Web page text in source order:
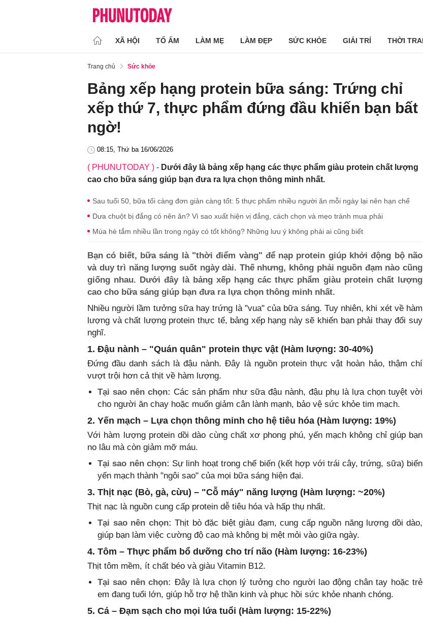
XÃ HỘI TỔ ẤM LÀM MẸ LÀM ĐẸP SỨC KHỎE GIẢI TRÍ THỜI
Trang chủ Sức khỏe
Bảng xếp hạng protein bữa sáng: Trứng chỉ
xếp thứ 7, thực phẩm đứng đầu khiến bạn bất
ngờ!
08:15, Thứ ba 16/06/2026
( PHUNUTODAY ) - Dưới đây là bảng xếp hạng các thực phẩm giàu protein chất lượng
cao cho bữa sáng giúp bạn đưa ra lựa chọn thông minh nhất.
Sau tuổi 50, bữa tối càng đơn giản càng tốt: 5 thực phẩm nhiều người ăn mỗi ngày lại nên hạn chế
Dưa chuột bị đắng có nên ăn? Vì sao xuất hiện vị đắng, cách chọn và mẹo tránh mua phải
Mùa hè tắm nhiều lần trong ngày có tốt không? Những lưu ý không phải ai cũng biết
Bạn có biết, bữa sáng là "thời điểm vàng" để nạp protein giúp khởi động bộ não
và duy trì năng lượng suốt ngày dài. Thế nhưng, không phải nguồn đạm nào cũng
giống nhau. Dưới đây là bảng xếp hạng các thực phẩm giàu protein chất lượng
cao cho bữa sáng giúp bạn đưa ra lựa chọn thông minh nhất.
Nhiều người lầm tưởng sữa hay trứng là "vua" của bữa sáng. Tuy nhiên, khi xét về hàm
lượng và chất lượng protein thực tế, bảng xếp hạng này sẽ khiến bạn phải thay đổi suy
nghĩ.
1. Đậu nành – "Quán quân" protein thực vật (Hàm lượng: 30-40%)
Đứng đầu danh sách là đậu nành. Đây là nguồn protein thực vật hoàn hảo, thậm chí
vượt trội hơn cả thịt về hàm lượng.
Tại sao nên chọn: Các sản phẩm như sữa đậu nành, đậu phụ là lựa chọn tuyệt vời
cho người ăn chay hoặc muốn giảm cân lành mạnh, bảo vệ sức khỏe tim mạch.
2. Yến mạch – Lựa chọn thông minh cho hệ tiêu hóa (Hàm lượng: 19%)
Với hàm lượng protein dồi dào cùng chất xơ phong phú, yến mạch không chỉ giúp bạn
no lâu mà còn giảm mỡ máu.
Tại sao nên chọn: Sự linh hoạt trong chế biến (kết hợp với trái cây, trứng, sữa) biến
yến mạch thành "ngôi sao" của mọi bữa sáng hiện đại.
3. Thịt nạc (Bò, gà, cừu) – "Cỗ máy" năng lượng (Hàm lượng: ~20%)
Thịt nạc là nguồn cung cấp protein dễ tiêu hóa và hấp thụ nhất.
Tại sao nên chọn: Thịt bò đặc biệt giàu đạm, cung cấp nguồn năng lượng dồi dào,
giúp bạn làm việc cường độ cao mà không bị mệt mỏi vào giữa ngày.
4. Tôm – Thực phẩm bổ dưỡng cho trí não (Hàm lượng: 16-23%)
Thịt tôm mềm, ít chất béo và giàu Vitamin B12.
Tại sao nên chọn: Đây là lựa chọn lý tưởng cho người lao động chân tay hoặc trẻ
em đang tuổi lớn, giúp hỗ trợ hệ thần kinh và phục hồi sức khỏe nhanh chóng.
5. Cá – Đạm sạch cho mọi lứa tuổi (Hàm lượng: 15-22%)